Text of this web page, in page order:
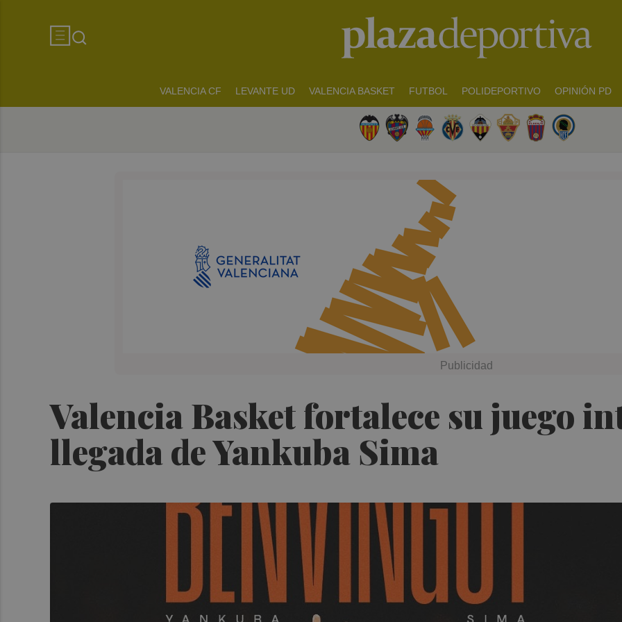
VALENCIA CF LEVANTE UD VALENCIA BASKET FUTBOL POLIDEPORTIVO OPINIÓN PD
Valencia Basket fortalece su juego
llegada de Yankuba Sima